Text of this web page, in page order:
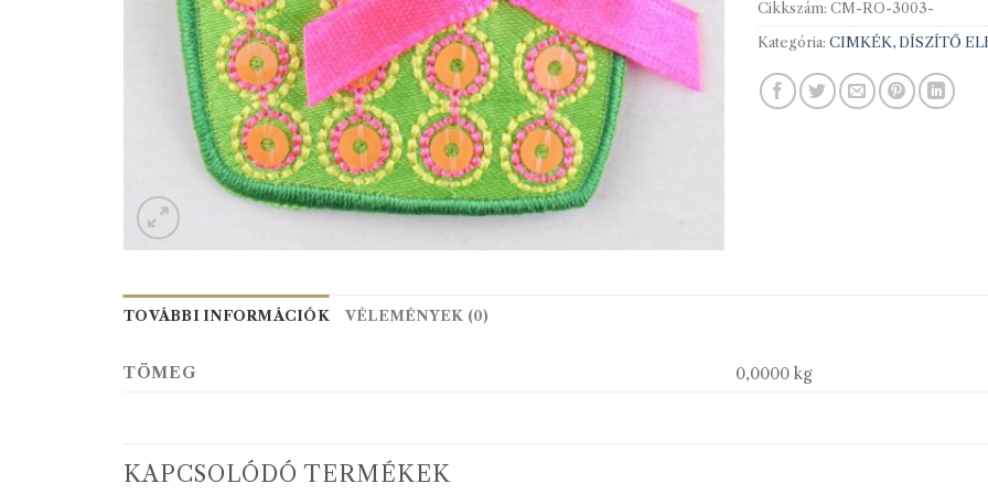
Cikkszám: CM-RO-3003-
Kategória: CIMKÉK, DÍSZÍTŐ
TOVÁBBI INFORMÁCIÓK VÉLEMÉNYEK (0)
TÖMEG 0,0000 kg
KAPCSOLÓDÓ TERMÉKEK